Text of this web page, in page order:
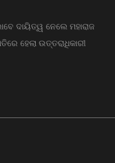
ଦାୟିତ୍ୱ ନେଲେ ମହାରାଜ
ହେଲା ଉତ୍ତରାଧିକାରୀ